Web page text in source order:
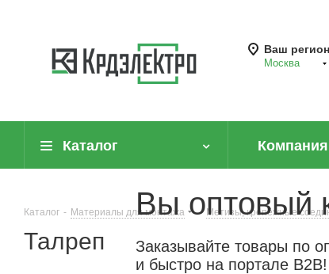
Ваш регион
Москва
Каталог Компания
Каталог - Материалы для монтажа - Метизы, крепёжные
Талреп
Вы оптовый
Заказывайте товары по
и быстро на портале B2B!